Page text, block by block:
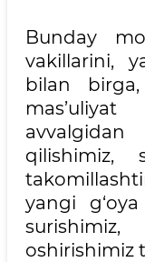
Bunday
vakillarini,
bilan
avvalgidan
qilishimiz,
yangi
oshirishimiz